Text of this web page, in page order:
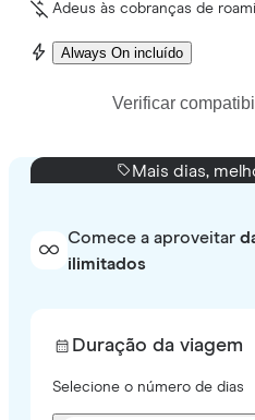
Adeus às cobranças de
Always On incluído
Verificar
Mais dias,
Comece a aproveitar
ilimitados
Duração da viagem
Selecione o número de dias